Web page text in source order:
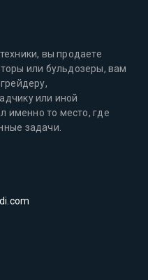
вы продаете
или бульдозеры, вам
или иной
именно то место, где
задачи.